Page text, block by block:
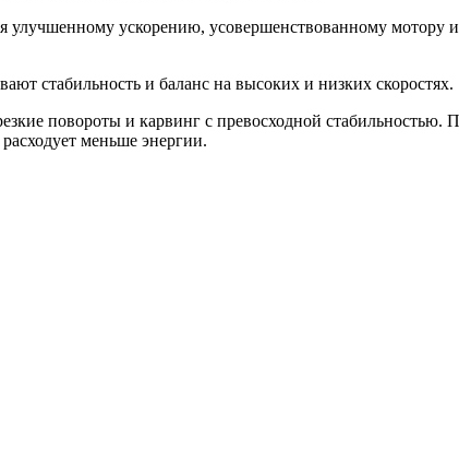
улучшенному ускорению, усовершенствованному
стабильность и баланс на высоких и низких скоростях.
повороты и карвинг с превосходной стабильностью.
меньше энергии.